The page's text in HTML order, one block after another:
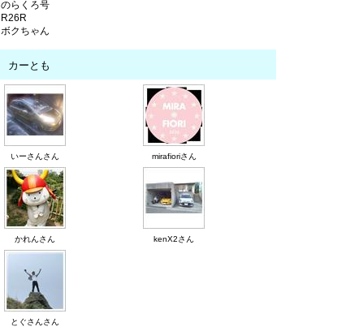
のらくろ号
R26R
ボクちゃん
カーとも
いーさんさん mirafioriさん
かれんさん kenX2さん
とぐさんさん